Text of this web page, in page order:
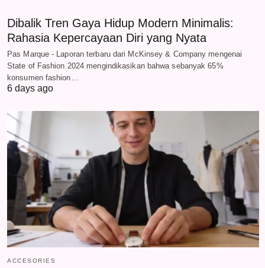
Dibalik Tren Gaya Hidup Modern Minimalis:
Rahasia Kepercayaan Diri yang Nyata
Pas Marque - Laporan terbaru dari McKinsey & Company mengenai
State of Fashion 2024 mengindikasikan bahwa sebanyak 65%
konsumen fashion…
6 days ago
ACCESORIES